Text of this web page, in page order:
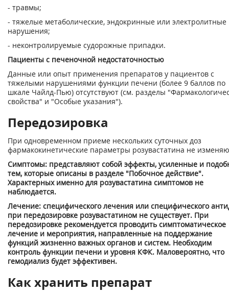
- травмы;
- тяжелые метаболические, эндокринные или электролитные
нарушения;
- неконтролируемые судорожные припадки.
Пациенты с печеночной недостаточностью
Данные или опыт применения препаратов у пациентов с
тяжелыми нарушениями функции печени (более 9 баллов по
шкале Чайлд-Пью) отсутствуют (см. разделы
свойства" и "Особые указания").
Передозировка
При одновременном приеме нескольких суточных доз
фармакокинетические параметры розувастатина не
Симптомы: представляют собой эффекты, усиленные и
тем, которые описаны в разделе "Побочное действие".
Характерных именно для розувастатина симптомов не
наблюдается.
Лечение: специфического лечения или специфического
при передозировке розувастатином не существует. При
передозировке рекомендуется проводить симптоматическое
лечение и мероприятия, направленные на поддержание
функций жизненно важных органов и систем. Необходим
контроль функции печени и уровня КФК. Маловероятно, что
гемодиализ будет эффективен.
Как хранить препарат